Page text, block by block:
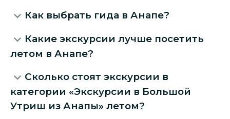
Как выбрать гида в Анапе?
Какие экскурсии лучше посетить
летом в Анапе?
Сколько стоят экскурсии в
категории «Экскурсии в Большой
Утриш из Анапы» летом?